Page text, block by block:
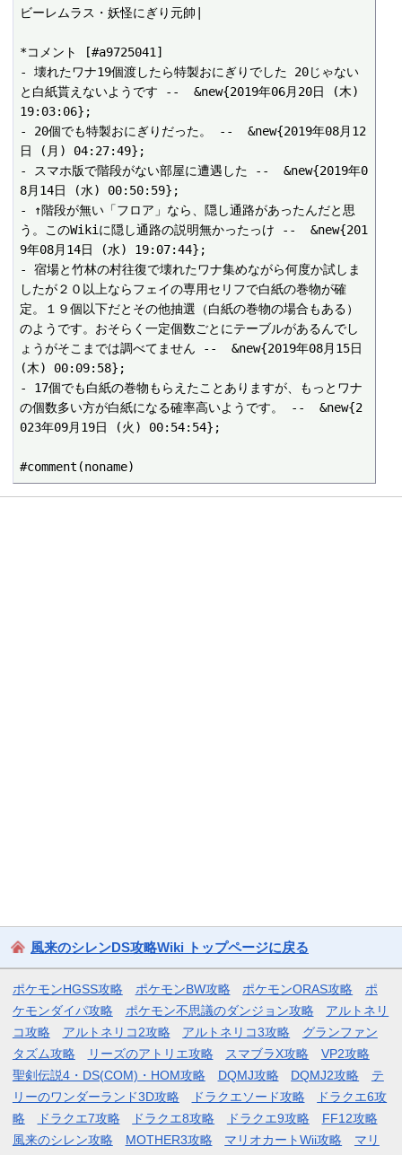
ビーレムラス・妖怪にぎり元帥|
*コメント [#a9725041]
- 壊れたワナ19個渡したら特製おにぎりでした 20じゃない
と白紙貰えないようです --  &new{2019年06月20日 (木)
19:03:06};
- 20個でも特製おにぎりだった。 --  &new{2019年08月12
日 (月) 04:27:49};
- スマホ版で階段がない部屋に遭遇した --  &new{2019年0
8月14日 (水) 00:50:59};
- ↑階段が無い「フロア」なら、隠し通路があったんだと思
う。このWikiに隠し通路の説明無かったっけ --  &new{201
9年08月14日 (水) 19:07:44};
- 宿場と竹林の村往復で壊れたワナ集めながら何度か試しま
したが２０以上ならフェイの専用セリフで白紙の巻物が確
定。１９個以下だとその他抽選（白紙の巻物の場合もある）
のようです。おそらく一定個数ごとにテーブルがあるんでし
ょうがそこまでは調べてません --  &new{2019年08月15日
(木) 00:09:58};
- 17個でも白紙の巻物もらえたことありますが、もっとワナ
の個数多い方が白紙になる確率高いようです。 --  &new{2
023年09月19日 (火) 00:54:54};
風来のシレンDS攻略Wiki トップページに戻る
ポケモンHGSS攻略 ポケモンBW攻略 ポケモンORAS攻略
ポ
ケモンダイパ攻略
ポケモン不思議のダンジョン攻略
アルトネリ
コ攻略
アルトネリコ2攻略 アルトネリコ3攻略
グランファン
タズム攻略
リーズのアトリエ攻略 スマブラX攻略
VP2攻略
聖剣伝説4・DS(COM)・HOM攻略
DQMJ攻略 DQMJ2攻略
テ
リーのワンダーランド3D攻略
ドラクエソード攻略
ドラクエ6攻
略
ドラクエ7攻略 ドラクエ8攻略 ドラクエ9攻略
FF12攻略
風来のシレン攻略
MOTHER3攻略 マリオカートWii攻略
マリ